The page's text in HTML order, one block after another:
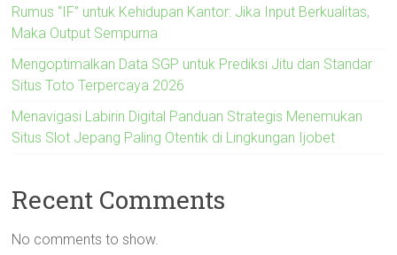
Rumus “IF” untuk Kehidupan Kantor: Jika Input Berkualitas,
Maka Output Sempurna
Mengoptimalkan Data SGP untuk Prediksi Jitu dan Standar
Situs Toto Terpercaya 2026
Menavigasi Labirin Digital Panduan Strategis Menemukan
Situs Slot Jepang Paling Otentik di Lingkungan Ijobet
Recent Comments
No comments to show.